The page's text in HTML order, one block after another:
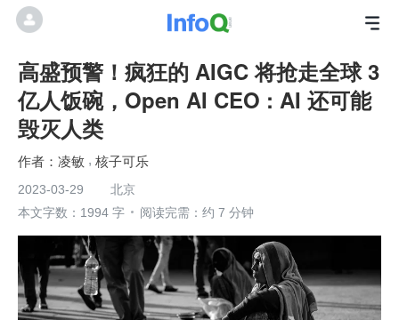
高盛预警！疯狂的 AIGC 将抢走全球 3
亿人饭碗，Open AI CEO : AI 还可能
毁灭人类
凌敏 核子可乐
2023-03-29
北京
本文字数：1994 字
阅读完需：约 7 分钟